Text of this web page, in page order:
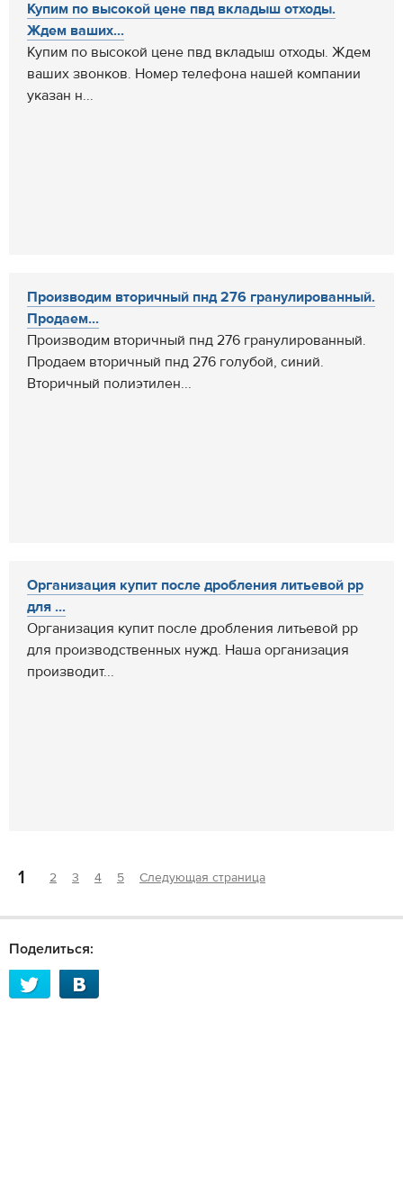
Купим по высокой цене пвд вкладыш отходы.
Ждем ваших...
Купим по высокой цене пвд вкладыш отходы. Ждем
ваших звонков. Номер телефона нашей компании
указан н...
Производим вторичный пнд 276 гранулированный.
Продаем...
Производим вторичный пнд 276 гранулированный.
Продаем вторичный пнд 276 голубой, синий.
Вторичный полиэтилен...
Организация купит после дробления литьевой pp
для ...
Организация купит после дробления литьевой pp
для производственных нужд. Наша организация
производит...
1 2 3 4 5 Следующая страница
Поделиться: